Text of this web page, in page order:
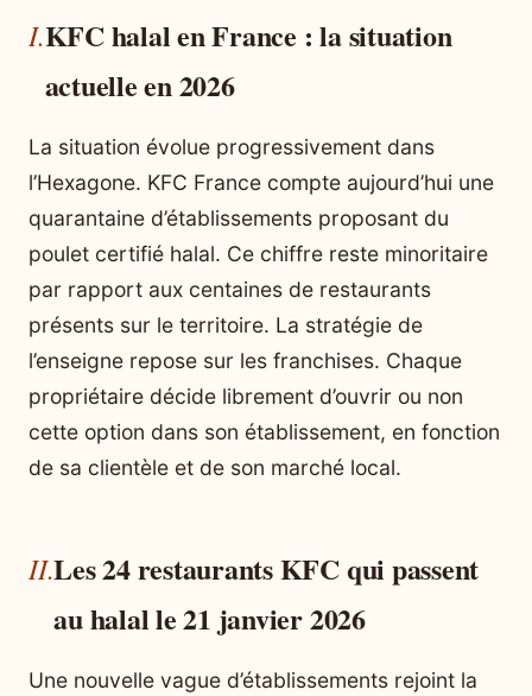
KFC halal en France : la situation
actuelle en 2026
La situation évolue progressivement dans
l’Hexagone. KFC France compte aujourd’hui une
quarantaine d’établissements proposant du
poulet certifié halal. Ce chiffre reste minoritaire
par rapport aux centaines de restaurants
présents sur le territoire. La stratégie de
l’enseigne repose sur les franchises. Chaque
propriétaire décide librement d’ouvrir ou non
cette option dans son établissement, en fonction
de sa clientèle et de son marché local.
Les 24 restaurants KFC qui passent
au halal le 21 janvier 2026
Une nouvelle vague d’établissements rejoint la